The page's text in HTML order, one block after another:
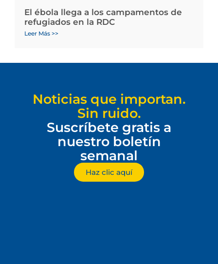
El ébola llega a los campamentos de
refugiados en la RDC
Leer Más >>
Noticias que importan.
Sin ruido.
Suscríbete gratis a
nuestro boletín
semanal
Haz clic aquí